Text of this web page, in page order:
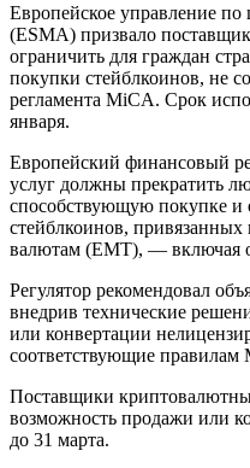
Европейское управление
(ESMA) призвало
ограничить для граждан
покупки стейблкоинов, не
регламента MiCA. Срок
января.
Европейский финансовый
услуг должны прекратить
способствующую покупке и
стейблкоинов,
валютам (EMT), — включая
Регулятор рекомендовал
внедрив технические
или конвертации
соответствующие правилам
Поставщики
возможность продажи или
до 31 марта.